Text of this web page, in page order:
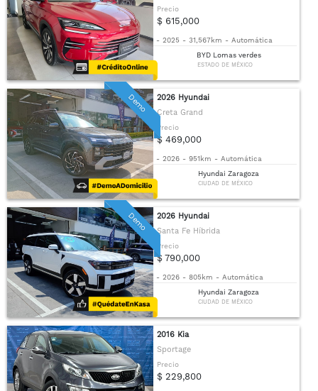
Precio
$ 615,000
- 2025 - 31,567km - Automática
BYD Lomas verdes
ESTADO DE MÉXICO
Demo
2026 Hyundai
Creta Grand
Precio
$ 469,000
- 2026 - 951km - Automática
Hyundai Zaragoza
CIUDAD DE MÉXICO
Demo
2026 Hyundai
Santa Fe Híbrida
Precio
$ 790,000
- 2026 - 805km - Automática
Hyundai Zaragoza
CIUDAD DE MÉXICO
2016 Kia
Sportage
Precio
$ 229,800